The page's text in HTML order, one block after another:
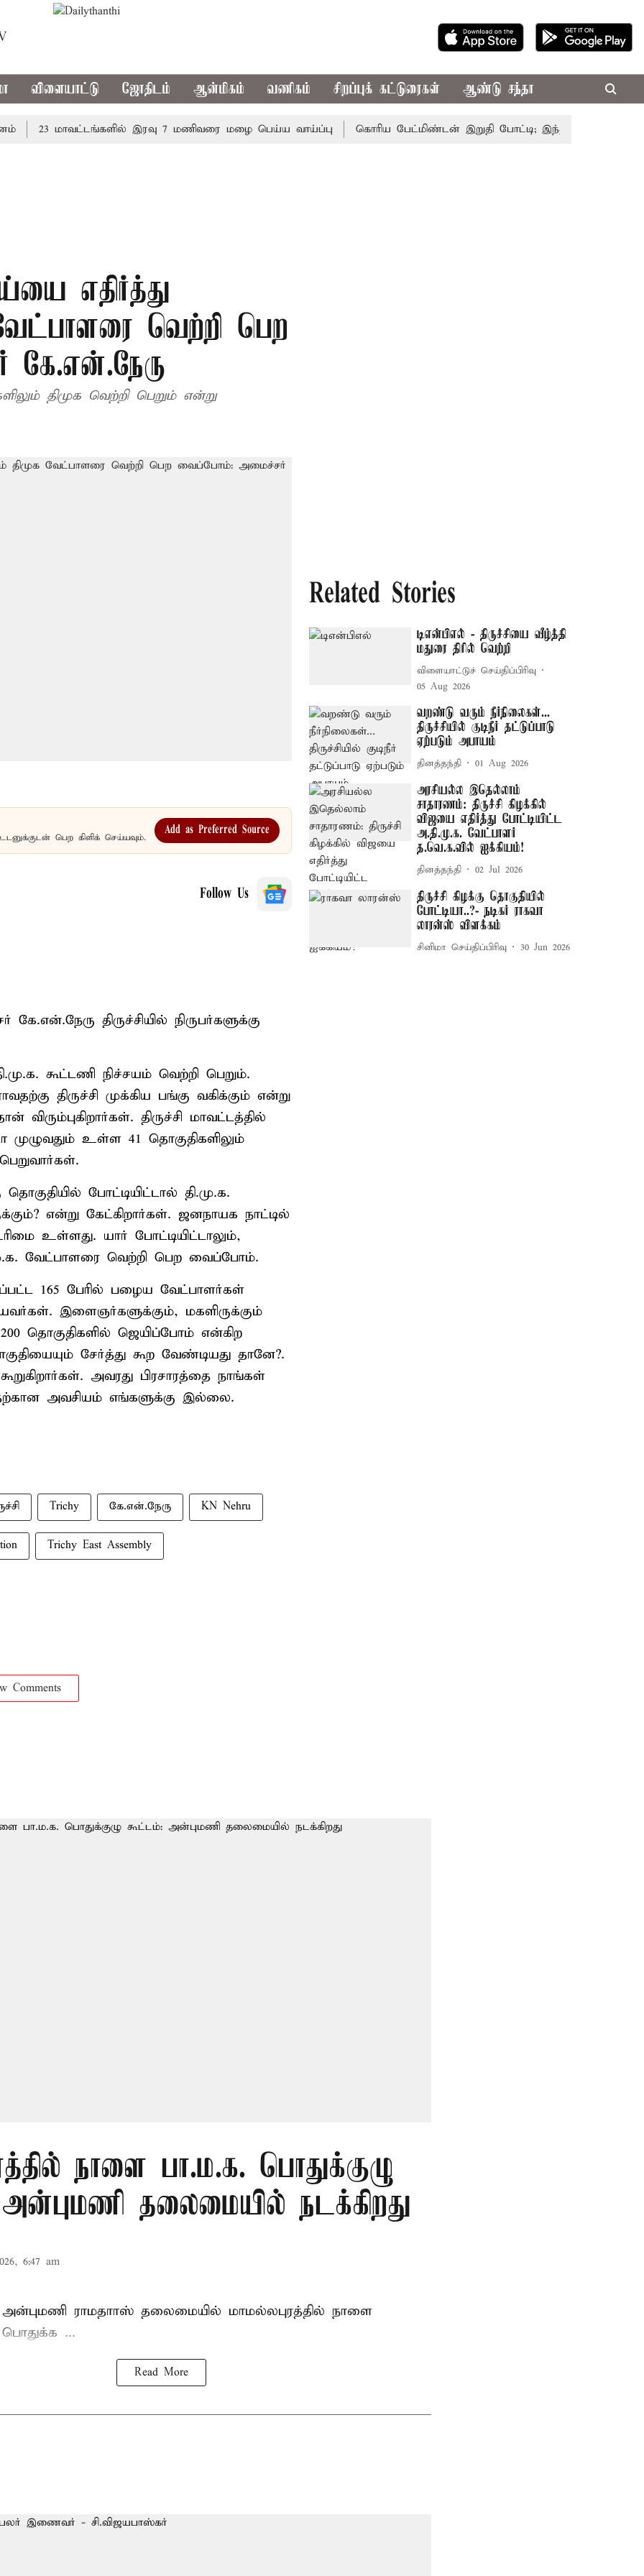
விளையாட்டு ஜோதிடம் ஆன்மிகம் வணிகம் சிறப்புக் கட்டுரைகள் ஆண்டு சந்தா
23 மாவட்டங்களில் இரவு 7 மணிவரை மழை பெய்ய வாய்ப்பு கொரிய பேட்மிண்டன் இறுதி போட்டி; இந்திய வீராங்கனை
எதிர்த்து
வெற்றி பெற
திமுக வெற்றி பெறும் என்று
பெற கிளிக் செய்யவும்.
Add as Preferred Source
Follow Us
திருச்சியில் நிருபர்களுக்கு
கூட்டணி நிச்சயம் வெற்றி பெறும்.
திருச்சி முக்கிய பங்கு வகிக்கும் என்று
திருச்சி மாவட்டத்தில்
உள்ள 41 தொகுதிகளிலும்
போட்டியிட்டால் தி.மு.க.
என்று கேட்கிறார்கள். ஜனநாயக நாட்டில்
உள்ளது. யார் போட்டியிட்டாலும்,
வேட்பாளரை வெற்றி பெற வைப்போம்.
165 பேரில் பழைய வேட்பாளர்கள்
இளைஞர்களுக்கும், மகளிருக்கும்
தொகுதிகளில் ஜெயிப்போம் என்கிற
சேர்த்து கூற வேண்டியது தானே?.
அவரது பிரசாரத்தை நாங்கள்
அவசியம் எங்களுக்கு இல்லை.
Trichy கே.என்.நேரு KN Nehru
Trichy East Assembly
Comments
Related Stories
டிஎன்பிஎல் - திருச்சியை வீழ்த்தி
மதுரை திரில் வெற்றி
விளையாட்டுச் செய்திப்பிரிவு
05 Aug 2026
வறண்டு வரும் நீர்நிலைகள்...
திருச்சியில் குடிநீர் தட்டுப்பாடு
ஏற்படும் அபாயம்
தினத்தந்தி 01 Aug 2026
அரசியல்ல இதெல்லாம்
சாதாரணம்: திருச்சி கிழக்கில்
விஜயை எதிர்த்து போட்டியிட்ட
அ.தி.மு.க. வேட்பாளர்
த.வெ.க.வில் ஐக்கியம்!
தினத்தந்தி 02 Jul 2026
திருச்சி கிழக்கு தொகுதியில்
போட்டியா..?- நடிகர் ராகவா
லாரன்ஸ் விளக்கம்
சினிமா செய்திப்பிரிவு 30 Jun 2026
நாளை பா.ம.க. பொதுக்குழு
தலைமையில் நடக்கிறது
6:47 am
ராமதாாஸ் தலைமையில் மாமல்லபுரத்தில் நாளை
...
Read More